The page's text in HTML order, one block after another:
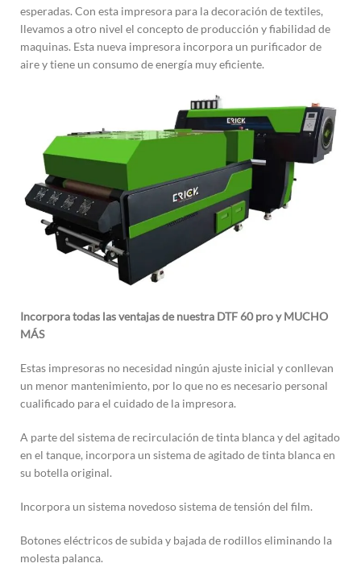
esperadas. Con esta impresora para la decoración de textiles,
llevamos a otro nivel el concepto de producción y fiabilidad de
maquinas. Esta nueva impresora incorpora un purificador de
aire y tiene un consumo de energía muy eficiente.
Incorpora todas las ventajas de nuestra DTF 60 pro y MUCHO
MÁS
Estas impresoras no necesidad ningún ajuste inicial y conllevan
un menor mantenimiento, por lo que no es necesario personal
cualificado para el cuidado de la impresora.
A parte del sistema de recirculación de tinta blanca y del agitado
en el tanque, incorpora un sistema de agitado de tinta blanca en
su botella original.
Incorpora un sistema novedoso sistema de tensión del film.
Botones eléctricos de subida y bajada de rodillos eliminando la
molesta palanca.